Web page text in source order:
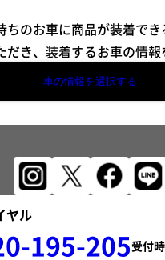
のお車に商品が装着でき
き、装着するお車の情報
車の情報を選択する
ヤル
195-205受付